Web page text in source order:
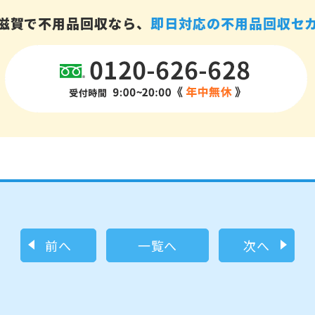
賀で不用品回収なら、即日対応の不用品回収セ
前へ 一覧へ 次へ